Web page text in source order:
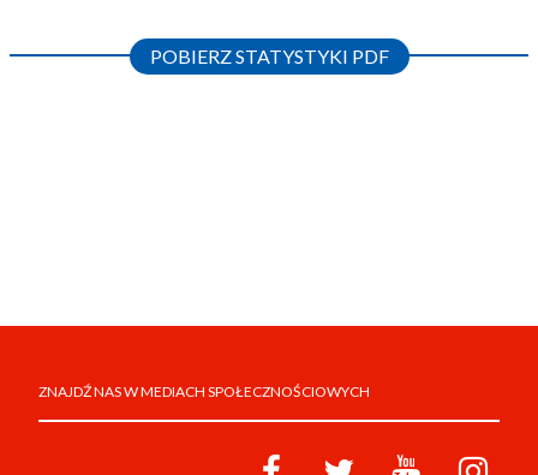
POBIERZ STATYSTYKI PDF
ZNAJDŹ NAS W MEDIACH SPOŁECZNOŚCIOWYCH